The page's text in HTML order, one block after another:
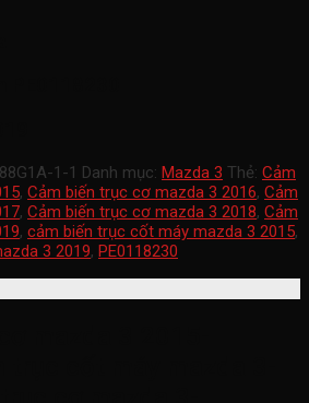
1-1 Danh mục: Mazda 3 Thẻ: Cảm
, Cảm biến trục cơ mazda 3 2016, Cảm
, Cảm biến trục cơ mazda 3 2018, Cảm
, cảm biến trục cốt máy mazda 3 2015,
3 2019, PE0118230